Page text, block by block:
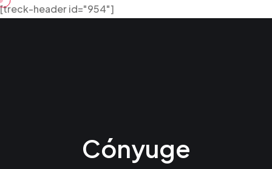
Skip
[treck-header id="954"]
Cónyuge